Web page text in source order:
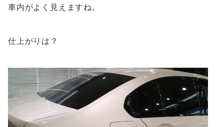
車内がよく見えますね。
仕上がりは？